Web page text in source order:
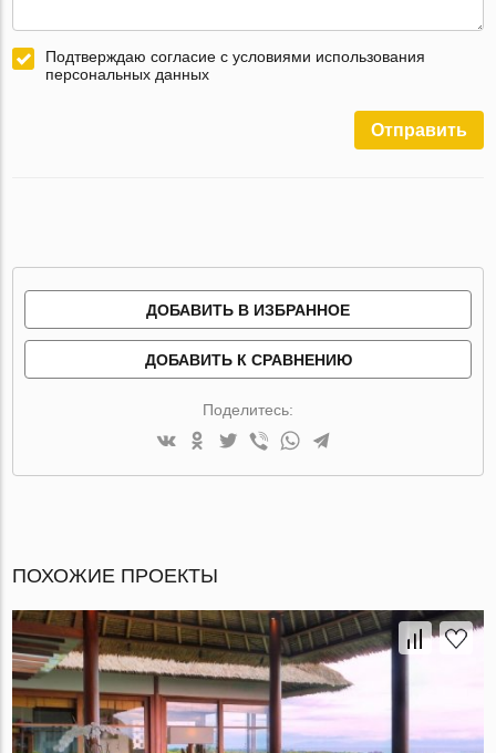
Подтверждаю согласие с условиями использования
персональных данных
Отправить
ДОБАВИТЬ В ИЗБРАННОЕ
ДОБАВИТЬ К СРАВНЕНИЮ
Поделитесь:
ПОХОЖИЕ ПРОЕКТЫ